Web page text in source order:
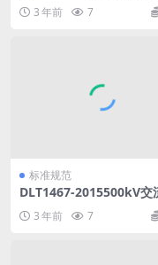
3 年前 7
标准规范
DLT1467-2015500kV交
变电设备带电水冲洗作业
规范.pdf
3 年前 7